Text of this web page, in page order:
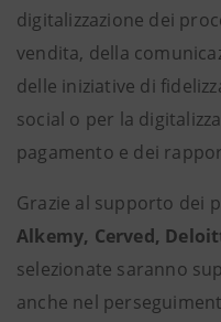
digitalizzazione dei
vendita, della
delle iniziative di
social o per la
pagamento e dei
Grazie al supporto dei
Alkemy, Cerved,
selezionate saranno
anche nel